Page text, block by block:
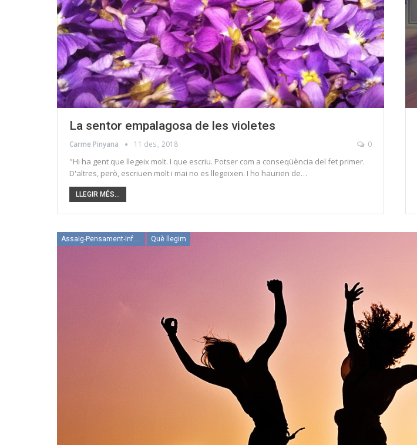
La sentor empalagosa de les violetes
Carme Pinyana 11 des., 2018 0
"Hi ha gent que llegeix molt. I que escriu. Potser com a conseqüència del fet primer.
D'altres, però, escriuen molt i mai no es llegeixen. I ho haurien de…
LLEGIR MÉS...
Assaig-Pensament-Informació Què llegim